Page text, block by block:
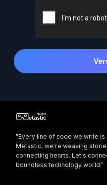
"Every line of code we write
Metastic, we're weaving
connecting hearts. Let's
boundless technology world."